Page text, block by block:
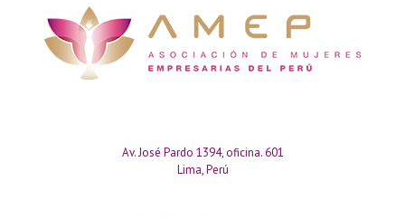
Av. José Pardo 1394, oficina. 601
Lima, Perú